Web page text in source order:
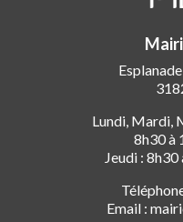
Lundi, Mardi,
8h30 à
Jeudi : 8h30
Email :